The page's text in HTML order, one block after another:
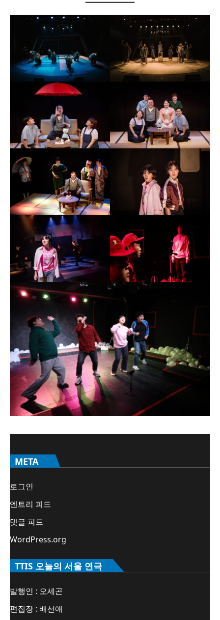
META
로그인
엔트리 피드
댓글 피드
WordPress.org
TTIS 오늘의 서울 연극
발행인 : 오세곤
편집장 : 배선애